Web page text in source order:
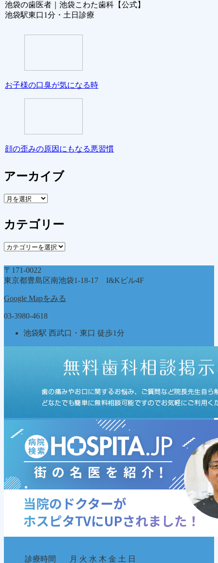
池袋の歯医者｜池袋こわた歯科【公式】
池袋駅東口1分・土日診療
お子様の口臭が気になる時
顔の歪みの原因にもなる悪習慣
アーカイブ
ア
カ
イ
カテゴリー
カ
ゴ
リ
〒171-0022
東京都豊島区南池袋1-18-17 I&Kビル4F
Google Mapをみる
03-3980-4618
池袋駅 西武口・東口 徒歩1分
診療時間 月 火 水 木 金 土 日